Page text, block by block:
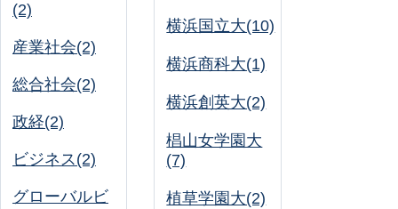
(2)
産業社会(2)
総合社会(2)
政経(2)
ビジネス(2)
グローバルビ
横浜国立大(10)
横浜商科大(1)
横浜創英大(2)
椙山女学園大
(7)
植草学園大(2)